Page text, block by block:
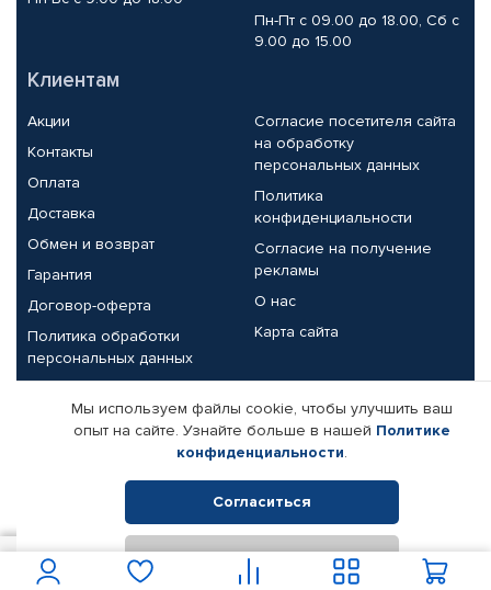
Пн-Пт с 09.00 до 18.00, Сб с
9.00 до 15.00
Клиентам
Акции
Контакты
Оплата
Доставка
Обмен и возврат
Гарантия
Договор-оферта
Политика обработки
персональных данных
Согласие посетителя сайта
на обработку
персональных данных
Политика
конфиденциальности
Согласие на получение
рекламы
О нас
Карта сайта
Партнерам
Корпоративным клиентам
Поставщикам
Реквизиты компании
© КАМАЗ ЦЕНТР ДОНЕЦК, 2015-2026. Все права защищены.
Интернет-магазин автомобильных товаров Автопрофи.
Мы используем файлы cookie, чтобы улучшить ваш
опыт на сайте. Узнайте больше в нашей Политике
конфиденциальности.
Согласиться
Отклонить
В корзину